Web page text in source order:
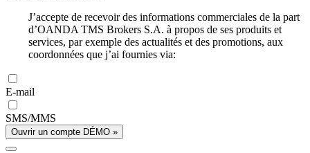
J’accepte de recevoir des informations commerciales de la part
d’OANDA TMS Brokers S.A. à propos de ses produits et
services, par exemple des actualités et des promotions, aux
coordonnées que j’ai fournies via:
E-mail
SMS/MMS
Ouvrir un compte DÉMO »